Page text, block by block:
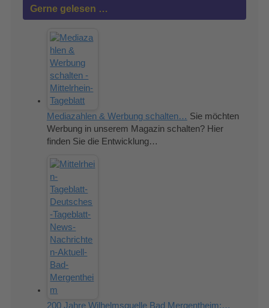
Gerne gelesen …
Mediazahlen & Werbung schalten… Sie möchten
Werbung in unserem Magazin schalten? Hier
finden Sie die Entwicklung…
200 Jahre Wilhelmsquelle Bad Mergentheim:…